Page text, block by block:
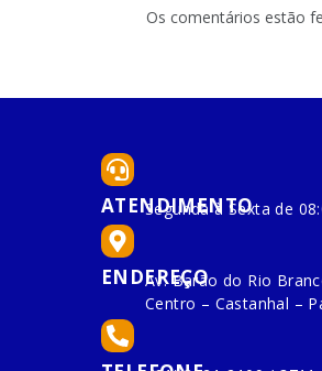
Os comentários estão
ATENDIMENTO
Segunda à Sexta de
ENDEREÇO
Av. Barão do Rio
Centro – Castanhal –